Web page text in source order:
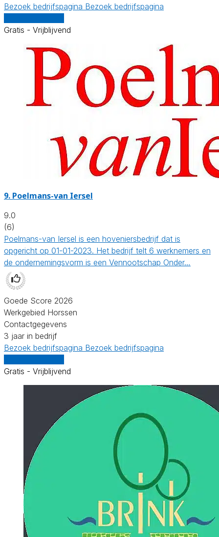
Bezoek bedrijfspagina Bezoek bedrijfspagina
Gratis - Vrijblijvend
9. Poelmans-van Iersel
9.0
(6)
Poelmans-van Iersel is een hoveniersbedrijf dat is
opgericht op 01-01-2023. Het bedrijf telt 6 werknemers en
de ondernemingsvorm is een Vennootschap Onder…
Goede Score 2026
Werkgebied Horssen
Contactgegevens
3 jaar in bedrijf
Bezoek bedrijfspagina Bezoek bedrijfspagina
Gratis - Vrijblijvend